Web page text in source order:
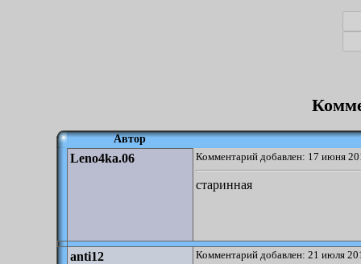
Автор
Leno4ka.06 Комментарий добавлен: 17 июня
старинная
anti12 Комментарий добавлен: 21 июля